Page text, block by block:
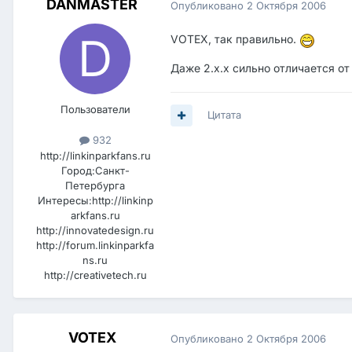
DANMASTER
Пользователи
932
http://linkinparkfans.ru
Город:Санкт-
Петербурга
Интересы:http://linkinp
arkfans.ru
http://innovatedesign.ru
http://forum.linkinparkfa
ns.ru
http://creativetech.ru
Опубликовано 2 Октября 2006
VOTEX, так правильно.
Даже 2.x.x сильно отличается от
Цитата
VOTEX Опубликовано 2 Октября 2006